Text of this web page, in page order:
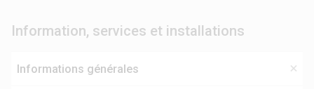
Information, services et installations
Informations générales